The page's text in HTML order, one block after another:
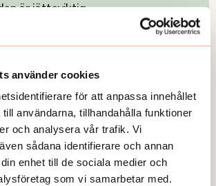
använder cookies
för att anpassa innehållet
användarna, tillhandahålla funktioner
och analysera vår trafik. Vi
sådana identifierare och annan
enhet till de sociala medier och
som vi samarbetar med.
är jätteviktig.
att det tar tid att driva ärenden.
mycket som är roligt och
skyddsombud och fackliga
kan mycket.